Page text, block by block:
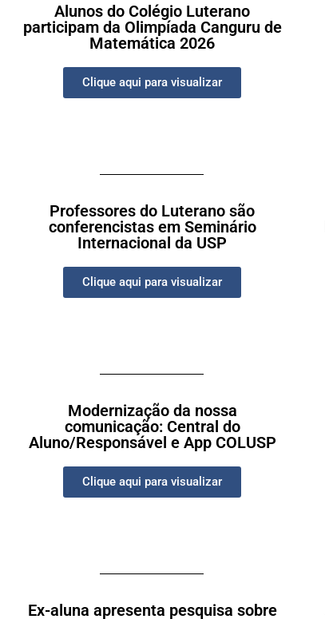
Alunos do Colégio Luterano
participam da Olimpíada Canguru de
Matemática 2026
Clique aqui para visualizar
Professores do Luterano são
conferencistas em Seminário
Internacional da USP
Clique aqui para visualizar
Modernização da nossa
comunicação: Central do
Aluno/Responsável e App COLUSP
Clique aqui para visualizar
Ex-aluna apresenta pesquisa sobre